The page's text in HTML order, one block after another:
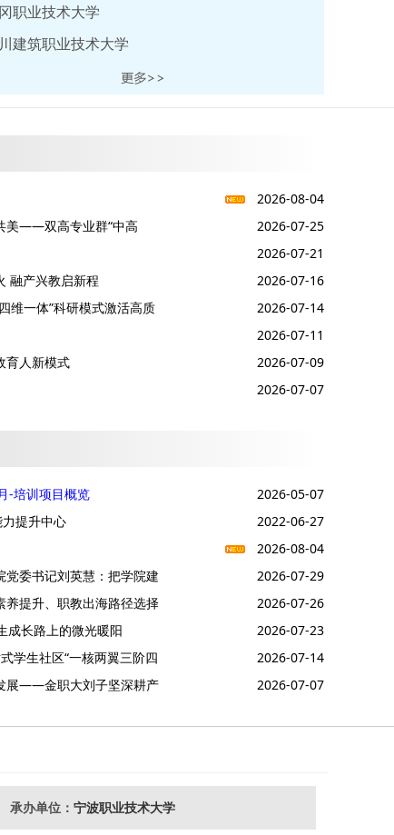
职业技术大学
建筑职业技术大学
2026-08-04
美——双高专业群“中高
2026-07-25
2026-07-21
融产兴教启新程
2026-07-16
维一体”科研模式激活高质
2026-07-14
2026-07-11
育人新模式
2026-07-09
2026-07-07
-培训项目概览
2026-05-07
提升中心
2022-06-27
2026-08-04
党委书记刘英慧：把学院建
2026-07-29
养提升、职教出海路径选择
专题培训班的通知
2026-07-26
成长路上的微光暖阳
2026-07-23
学生社区“一核两翼三阶四
2026-07-14
展——金职大刘子坚深耕产
2026-07-07
承办单位： 宁波职业技术大学